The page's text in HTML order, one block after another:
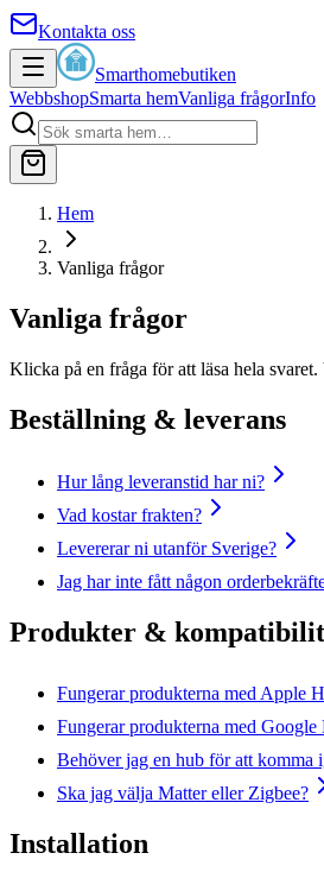
Kontakta oss
Smarthomebutiken
WebbshopSmarta hemVanliga frågorInfo
Hem
Vanliga frågor
Vanliga frågor
Klicka på en fråga för att läsa hela
Beställning & leverans
Hur lång leveranstid har ni?
Vad kostar frakten?
Levererar ni utanför Sverige?
Jag har inte fått någon
Produkter &
Fungerar produkterna med Apple
Fungerar produkterna med Google
Behöver jag en hub för att komma
Ska jag välja Matter eller Zigbee?
Installation